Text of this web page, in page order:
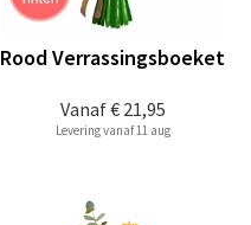
Vanaf€ 21,95
Rood Verrassingsboeket
Levering vanaf 11 aug